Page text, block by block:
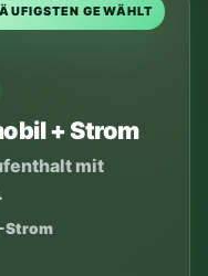
GEWÄHLT
+ Strom
mit
Strom